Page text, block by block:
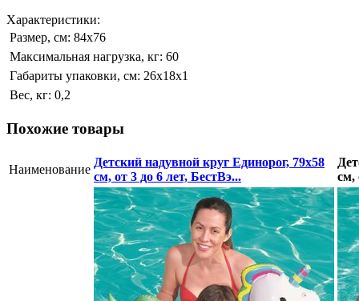
Характеристики:
Размер, см: 84х76
Максимальная нагрузка, кг: 60
Габариты упаковки, см: 26х18х1
Вес, кг: 0,2
Похожие товары
Наименование
Детский надувной круг Единорог, 79х58
см, от 3 до 6 лет, БестВэ...
см,